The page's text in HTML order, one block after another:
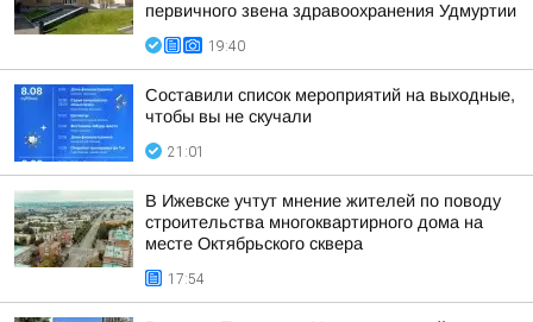
первичного звена здравоохранения Удмуртии
19:40
Составили список мероприятий на выходные,
чтобы вы не скучали
21:01
В Ижевске учтут мнение жителей по поводу
строительства многоквартирного дома на
месте Октябрьского сквера
17:54